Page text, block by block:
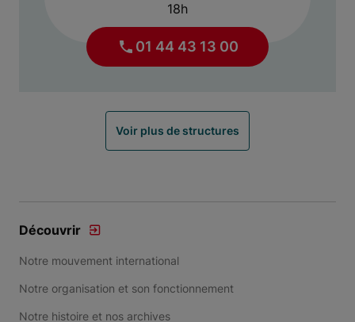
18h
01 44 43 13 00
Voir plus de structures
Découvrir
Notre mouvement international
Notre organisation et son fonctionnement
Notre histoire et nos archives